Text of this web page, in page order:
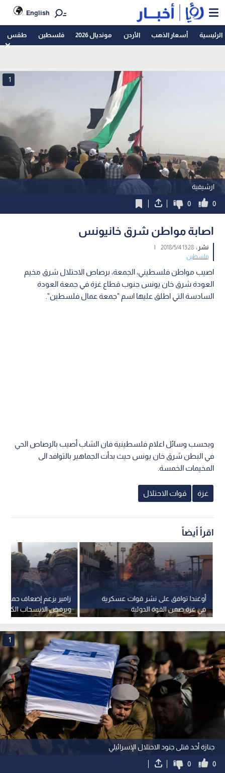
English
الرئيسية أسعار الذهب الأردن مونديال 2026 فلسطين طقس
ارشيفية
1
0
0
اصابة مواطن شرق خانيونس
نشر :13:28 2018/5/4
|
فلسطين
اصيب مواطن فلسطيني، الجمعة، برصاص الاحتلال شرق مخيم
العودة شرق خان يونس جنوب قطاع غزة في جمعة العودة
السادسة التي اطلق عليها اسم "جمعة عمال فلسطين".
وبحسب وسائل اعلام فلسطينية فان الشاب أصيب بالرصاص الحي
في البطن شرق خان يونس حيث بدأت الجماهير بالتوافد الى
المخيمات الخمسة.
غزة قوات الاحتلال
اقرأ أيضاً
زامير يزعم إضعاف حماس
ويرفض الانسحاب
غزة
أوغندا توافق على نشر قوات عسكرية
في غزة ضمن القوة الدولية
جنازة أحد قتلى جنود الاحتلال الإسرائيلي
1
0
0